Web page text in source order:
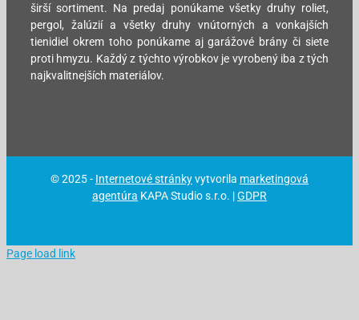
širší sortiment. Na predaj ponúkame všetky druhy roliet,
pergol, žalúzií a všetky druhy vnútorných a vonkajších
tienidiel okrem toho ponúkame aj garážové brány či siete
proti hmyzu. Každý z týchto výrobkov je vyrobený iba z tých
najkvalitnejších materiálov.
© 2025 - Internetové stránkyvytvorila marketingová
agentúra KAPA Studio s.r.o. |GDPR
Page load link